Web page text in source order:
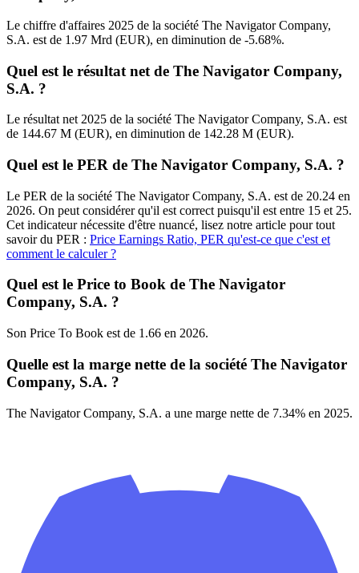
Le chiffre d'affaires 2025 de la société The Navigator Company,
S.A. est de 1.97 Mrd (EUR), en diminution de -5.68%.
Quel est le résultat net de The Navigator Company,
S.A. ?
Le résultat net 2025 de la société The Navigator Company, S.A. est
de 144.67 M (EUR), en diminution de 142.28 M (EUR).
Quel est le PER de The Navigator Company, S.A. ?
Le PER de la société The Navigator Company, S.A. est de 20.24 en
2026. On peut considérer qu'il est correct puisqu'il est entre 15 et 25.
Cet indicateur nécessite d'être nuancé, lisez notre article pour tout
savoir du PER : Price Earnings Ratio, PER qu'est-ce que c'est et
comment le calculer ?
Quel est le Price to Book de The Navigator
Company, S.A. ?
Son Price To Book est de 1.66 en 2026.
Quelle est la marge nette de la société The Navigator
Company, S.A. ?
The Navigator Company, S.A. a une marge nette de 7.34% en 2025.